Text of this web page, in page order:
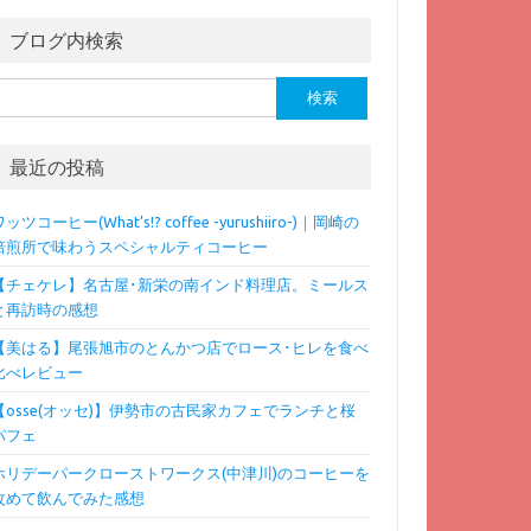
ブログ内検索
:
最近の投稿
ッツコーヒー(What’s!? coffee -yurushiiro-)｜岡崎の
煎所で味わうスペシャルティコーヒー
チェケレ】名古屋･新栄の南インド料理店。ミールス
再訪時の感想
美はる】尾張旭市のとんかつ店でロース･ヒレを食べ
べレビュー
osse(オッセ)】伊勢市の古民家カフェでランチと桜
フェ
リデーパークローストワークス(中津川)のコーヒーを
めて飲んでみた感想